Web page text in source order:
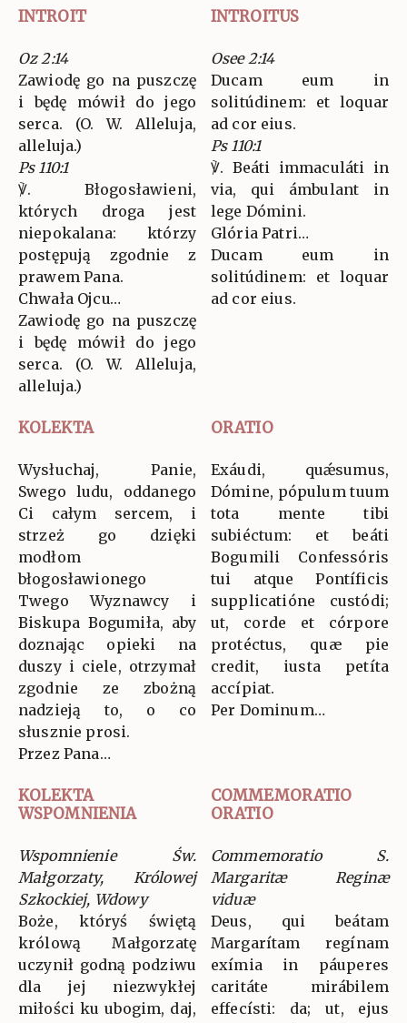
INTROIT INTROITUS
Oz 2:14
Zawiodę go na puszczę
i będę mówił do jego
serca. (O. W. Alleluja,
alleluja.)
Ps 110:1
℣. Błogosławieni,
których droga jest
niepokalana: którzy
postępują zgodnie z
prawem Pana.
Chwała Ojcu…
Zawiodę go na puszczę
i będę mówił do jego
serca. (O. W. Alleluja,
alleluja.)
Osee 2:14
Ducam eum in
solitúdinem: et loquar
ad cor eius.
Ps 110:1
℣. Beáti immaculáti in
via, qui ámbulant in
lege Dómini.
Glória Patri…
Ducam eum in
solitúdinem: et loquar
ad cor eius.
KOLEKTA ORATIO
Wysłuchaj, Panie,
Swego ludu, oddanego
Ci całym sercem, i
strzeż go dzięki
modłom
błogosławionego
Twego Wyznawcy i
Biskupa Bogumiła, aby
doznając opieki na
duszy i ciele, otrzymał
zgodnie ze zbożną
nadzieją to, o co
słusznie prosi.
Przez Pana…
Exáudi, quǽsumus,
Dómine, pópulum tuum
tota mente tibi
subiéctum: et beáti
Bogumili Confessóris
tui atque Pontíficis
supplicatióne custódi;
ut, corde et córpore
protéctus, quæ pie
credit, iusta petíta
accípiat.
Per Dominum…
KOLEKTA
WSPOMNIENIA
COMMEMORATIO
ORATIO
Wspomnienie Św.
Małgorzaty, Królowej
Szkockiej, Wdowy
Boże, któryś świętą
królową Małgorzatę
uczynił godną podziwu
dla jej niezwykłej
miłości ku ubogim, daj,
Commemoratio S.
Margaritæ Reginæ
viduæ
Deus, qui beátam
Margarítam regínam
exímia in páuperes
caritáte mirábilem
effecísti: da; ut, ejus